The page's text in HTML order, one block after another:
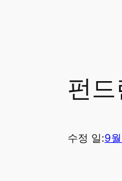
펀
수정 일:9